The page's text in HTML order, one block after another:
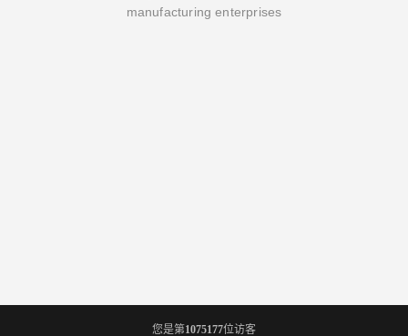
manufacturing enterprises
您是第1075177位访客